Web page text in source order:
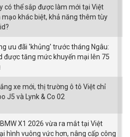
có thể sắp được làm mới tại Việt
mạo khác biệt, khả năng thêm tùy
ưu đãi 'khủng' trước tháng Ngâu:
được tăng mức khuyến mại lên 75
xe mới, thị trường ô tô Việt chỉ
J5 và Lynk & Co 02
X1 2026 vừa ra mắt tại Việt
hình vuông vức hơn, nâng cấp công